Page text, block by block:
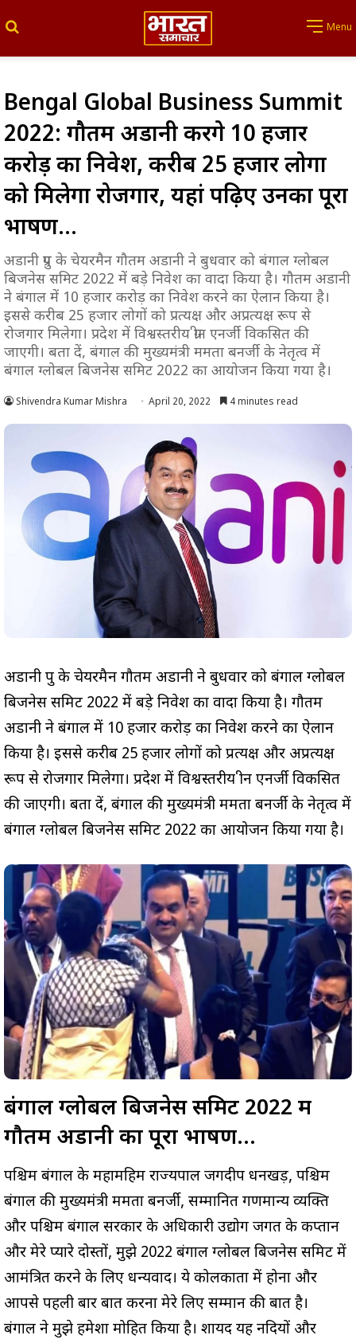
Menu
Bengal Global Business Summit
2022: गौतम अडानी करेंगे 10 हजार
करोड़ का निवेश, करीब 25 हजार लोगों
को मिलेगा रोजगार, यहां पढ़िए उनका पूरा
भाषण…
अडानी ग्रुप के चेयरमैन गौतम अडानी ने बुधवार को बंगाल ग्लोबल
बिजनेस समिट 2022 में बड़े निवेश का वादा किया है। गौतम अडानी
ने बंगाल में 10 हजार करोड़ का निवेश करने का ऐलान किया है।
इससे करीब 25 हजार लोगों को प्रत्यक्ष और अप्रत्यक्ष रूप से
रोजगार मिलेगा। प्रदेश में विश्वस्तरीय ग्रीन एनर्जी विकसित की
जाएगी। बता दें, बंगाल की मुख्यमंत्री ममता बनर्जी के नेतृत्व में
बंगाल ग्लोबल बिजनेस समिट 2022 का आयोजन किया गया है।
Shivendra Kumar Mishra April 20, 2022 4 minutes read
अडानी ग्रुप के चेयरमैन गौतम अडानी ने बुधवार को बंगाल ग्लोबल
बिजनेस समिट 2022 में बड़े निवेश का वादा किया है। गौतम
अडानी ने बंगाल में 10 हजार करोड़ का निवेश करने का ऐलान
किया है। इससे करीब 25 हजार लोगों को प्रत्यक्ष और अप्रत्यक्ष
रूप से रोजगार मिलेगा। प्रदेश में विश्वस्तरीय ग्रीन एनर्जी विकसित
की जाएगी। बता दें, बंगाल की मुख्यमंत्री ममता बनर्जी के नेतृत्व में
बंगाल ग्लोबल बिजनेस समिट 2022 का आयोजन किया गया है।
बंगाल ग्लोबल बिजनेस समिट 2022 में
गौतम अडानी का पूरा भाषण…
पश्चिम बंगाल के महामहिम राज्यपाल जगदीप धनखड़, पश्चिम
बंगाल की मुख्यमंत्री ममता बनर्जी, सम्मानित गणमान्य व्यक्ति
और पश्चिम बंगाल सरकार के अधिकारी उद्योग जगत के कप्तान
और मेरे प्यारे दोस्तों, मुझे 2022 बंगाल ग्लोबल बिजनेस समिट में
आमंत्रित करने के लिए धन्यवाद। ये कोलकाता में होना और
आपसे पहली बार बात करना मेरे लिए सम्मान की बात है।
बंगाल ने मुझे हमेशा मोहित किया है। शायद यह नदियों और